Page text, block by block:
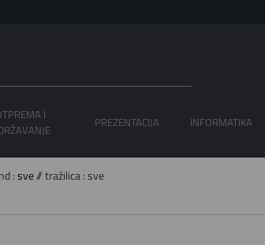
I
PREZENTACIJA INFORMATIKA
: sve// tražilica : sve